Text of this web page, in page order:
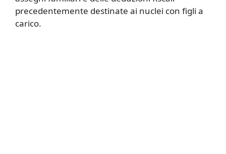
precedentemente destinate ai nuclei con figli a
carico.